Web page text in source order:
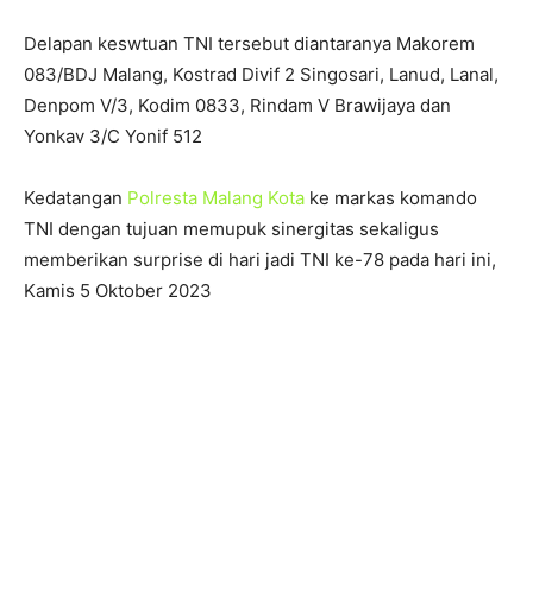
Delapan keswtuan TNI tersebut diantaranya Makorem
083/BDJ Malang, Kostrad Divif 2 Singosari, Lanud, Lanal,
Denpom V/3, Kodim 0833, Rindam V Brawijaya dan
Yonkav 3/C Yonif 512
Kedatangan Polresta Malang Kota ke markas komando
TNI dengan tujuan memupuk sinergitas sekaligus
memberikan surprise di hari jadi TNI ke-78 pada hari ini,
Kamis 5 Oktober 2023